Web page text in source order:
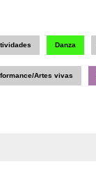
Danza
Artes vivas